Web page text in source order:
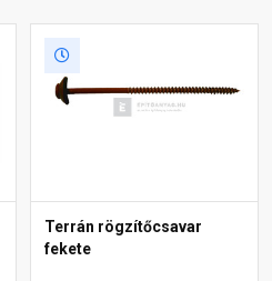
Terrán rögzítőcsavar
fekete